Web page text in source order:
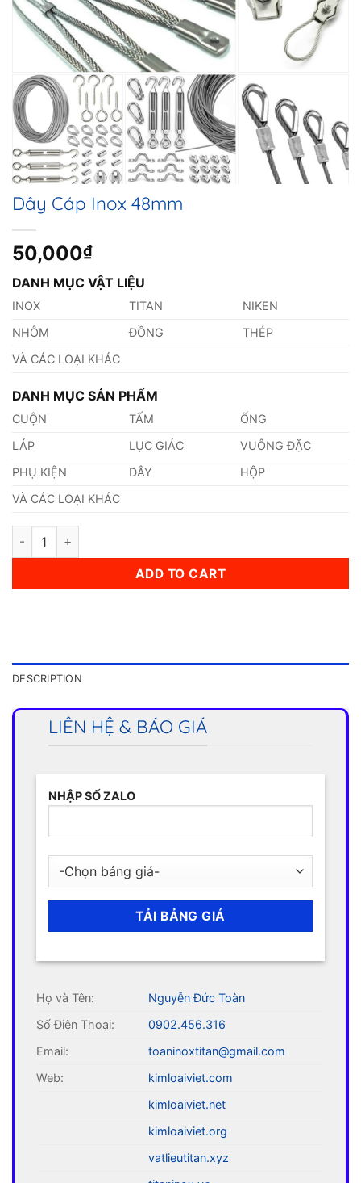
Dây Cáp Inox 48mm
50,000₫
DANH MỤC VẬT LIỆU
INOX TITAN
NIKEN
NHÔM
ĐỒNG
THÉP
VÀ CÁC LOẠI KHÁC
DANH MỤC SẢN PHẨM
CUỘN TẤM
ỐNG
LÁP
LỤC GIÁC
VUÔNG ĐẶC
PHỤ KIỆN
DÂY
HỘP
VÀ CÁC LOẠI KHÁC
Dây Cáp Inox 48mm quantity
ADD TO CART
DESCRIPTION
LIÊN HỆ & BÁO GIÁ
NHẬP SỐ ZALO
Họ và Tên:
Nguyễn Đức Toàn
Số Điện Thoại:
0902.456.316
Email:
toaninoxtitan@gmail.com
Web:
kimloaiviet.com
kimloaiviet.net
kimloaiviet.org
vatlieutitan.xyz